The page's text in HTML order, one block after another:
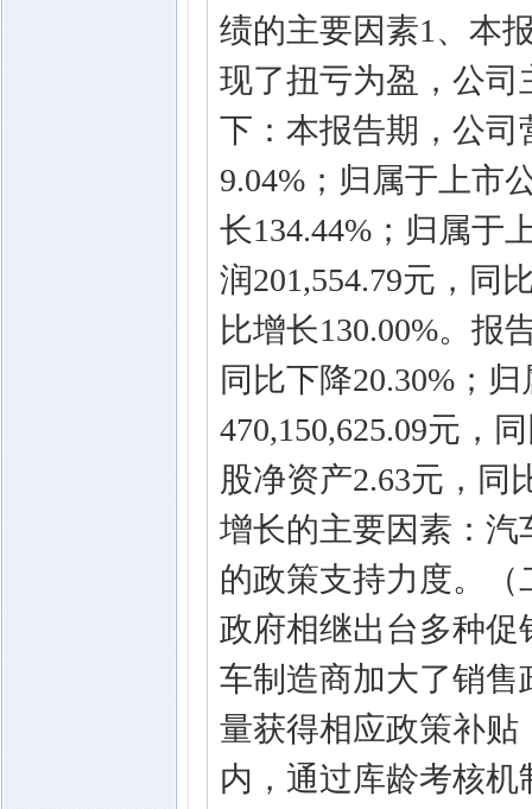
绩的主要因素1、本
现了扭亏为盈，公
下：本报告期，公司
9.04%；归属于上市
长134.44%；归属于
润201,554.79元，同
比增长130.00%。报
同比下降20.30%；
470,150,625.09元，
股净资产2.63元，同
增长的主要因素：
的政策支持力度。
政府相继出台多种
车制造商加大了销
量获得相应政策补贴
内，通过库龄考核